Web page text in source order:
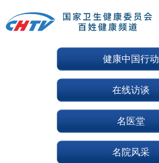
健康中国行动
在线访谈
名医堂
名院风采